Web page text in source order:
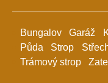
Bungalov Garáž
Půda
Strop
Trámový strop